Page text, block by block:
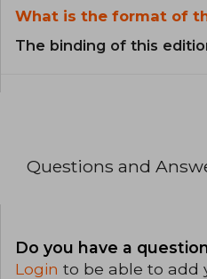
What is the format of
The binding of this
Questions and
Do you have a
Login to be able to add